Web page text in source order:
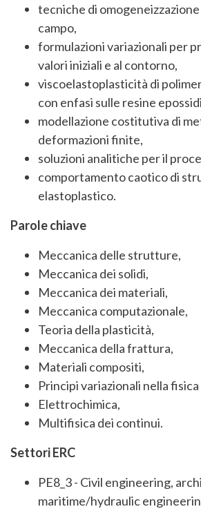
tecniche di
campo,
formulazioni variazionali per
valori iniziali e al contorno,
viscoelastoplasticità di
con enfasi sulle resine
modellazione costitutiva di
deformazioni finite,
soluzioni analitiche per il
comportamento caotico di
elastoplastico.
Parole chiave
Meccanica delle strutture,
Meccanica dei solidi,
Meccanica dei materiali,
Meccanica computazionale,
Teoria della plasticità,
Meccanica della frattura,
Materiali compositi,
Principi variazionali nella
Elettrochimica,
Multifisica dei continui.
Settori ERC
PE8_3 - Civil engineering,
maritime/hydraulic